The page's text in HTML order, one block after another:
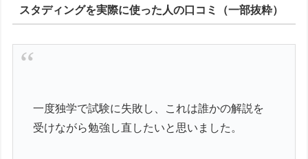
スタディングを実際に使った人の口コミ（一部抜粋）
一度独学で試験に失敗し、これは誰かの解説を
受けながら勉強し直したいと思いました。